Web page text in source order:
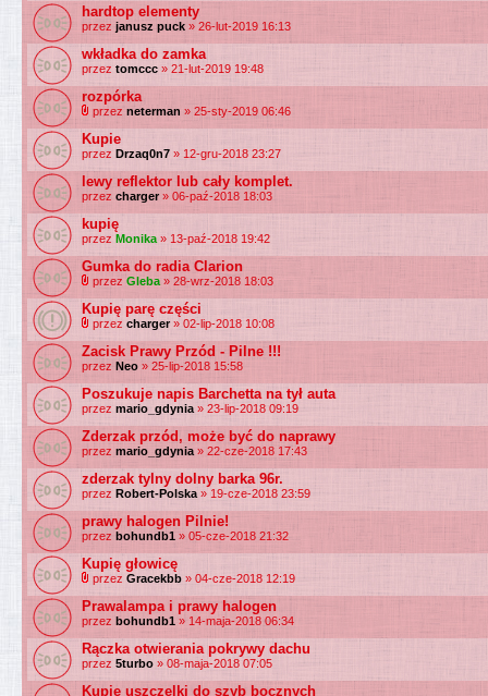
hardtop elementy
przez janusz puck » 26-lut-2019 16:13
wkładka do zamka
przez tomccc » 21-lut-2019 19:48
rozpórka
przez neterman » 25-sty-2019 06:46
Kupie
przez Drzaq0n7 » 12-gru-2018 23:27
lewy reflektor lub cały komplet.
przez charger » 06-paź-2018 18:03
kupię
przez Monika » 13-paź-2018 19:42
Gumka do radia Clarion
przez Gleba » 28-wrz-2018 18:03
Kupię parę części
przez charger» 02-lip-2018 10:08
Zacisk Prawy Przód - Pilne !!!
przez Neo » 25-lip-2018 15:58
Poszukuje napis Barchetta na tył auta
przez mario_gdynia » 23-lip-2018 09:19
Zderzak przód, może być do naprawy
przez mario_gdynia » 22-cze-2018 17:43
zderzak tylny dolny barka 96r.
przez Robert-Polska » 19-cze-2018 23:59
prawy halogen Pilnie!
przez bohundb1 » 05-cze-2018 21:32
Kupię głowicę
przez Gracekbb » 04-cze-2018 12:19
Prawalampa i prawy halogen
przez bohundb1 » 14-maja-2018 06:34
Rączka otwierania pokrywy dachu
przez 5turbo » 08-maja-2018 07:05
Kupie uszczelki do szyb bocznych